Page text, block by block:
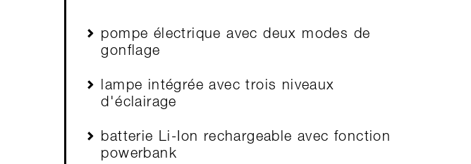
pompe électrique avec deux modes de
gonflage
lampe intégrée avec trois niveaux
d'éclairage
batterie Li-Ion rechargeable avec fonction
powerbank